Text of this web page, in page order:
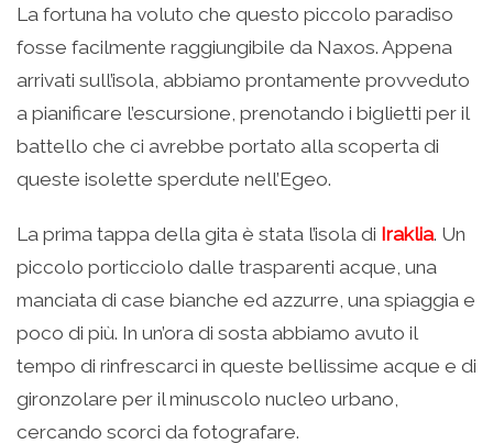
La fortuna ha voluto che questo piccolo paradiso
fosse facilmente raggiungibile da Naxos. Appena
arrivati sull’isola, abbiamo prontamente provveduto
a pianificare l’escursione, prenotando i biglietti per il
battello che ci avrebbe portato alla scoperta di
queste isolette sperdute nell’Egeo.
La prima tappa della gita è stata l’isola di Iraklia. Un
piccolo porticciolo dalle trasparenti acque, una
manciata di case bianche ed azzurre, una spiaggia e
poco di più. In un’ora di sosta abbiamo avuto il
tempo di rinfrescarci in queste bellissime acque e di
gironzolare per il minuscolo nucleo urbano,
cercando scorci da fotografare.